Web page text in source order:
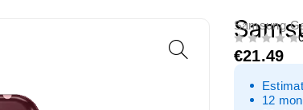
Samsung
€21.49
12